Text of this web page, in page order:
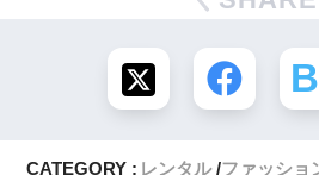
CATEGORY : レンタル ファッショ